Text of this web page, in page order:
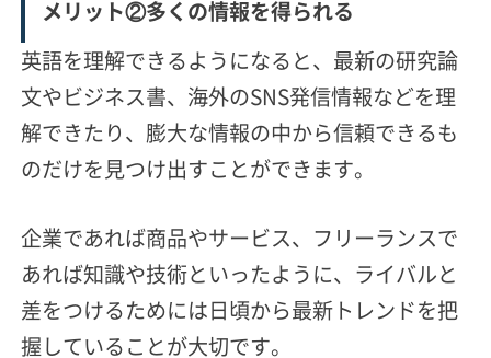
メリット②多くの情報を得られる
英語を理解できるようになると、最新の研究論
文やビジネス書、海外のSNS発信情報などを理
解できたり、膨大な情報の中から信頼できるも
のだけを見つけ出すことができます。
企業であれば商品やサービス、フリーランスで
あれば知識や技術といったように、ライバルと
差をつけるためには日頃から最新トレンドを把
握していることが大切です。